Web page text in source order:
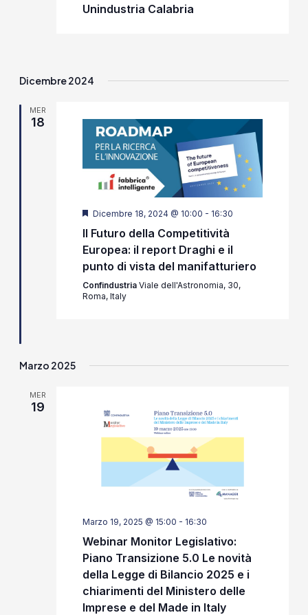
Unindustria Calabria
Dicembre 2024
MER
18
Segnalati
Dicembre 18, 2024 @ 10:00 - 16:30
Il Futuro della Competitività
Europea: il report Draghi e il
punto di vista del manifatturiero
Confindustria Viale dell'Astronomia, 30,
Roma, Italy
Marzo 2025
MER
19
Marzo 19, 2025 @ 15:00 - 16:30
Webinar Monitor Legislativo:
Piano Transizione 5.0 Le novità
della Legge di Bilancio 2025 e i
chiarimenti del Ministero delle
Imprese e del Made in Italy